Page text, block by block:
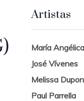
Artistas
María
José Vívenes
Melissa
Paul Parrella